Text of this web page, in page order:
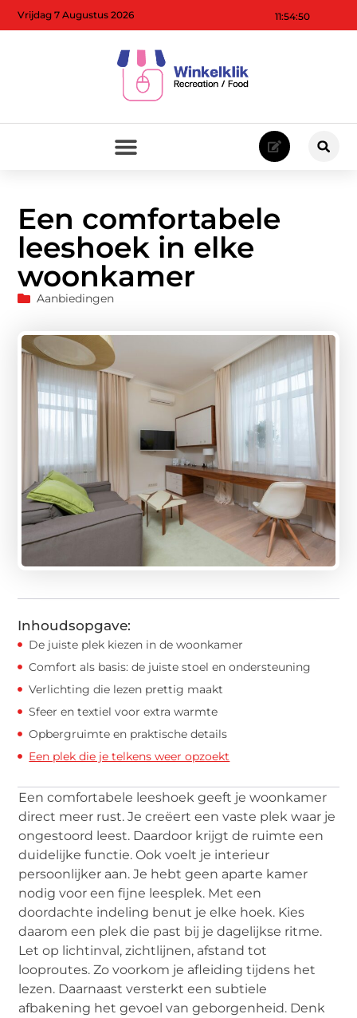
11:54:52
Vrijdag 7 Augustus 2026
Een comfortabele
leeshoek in elke
woonkamer
Aanbiedingen
Inhoudsopgave:
De juiste plek kiezen in de woonkamer
Comfort als basis: de juiste stoel en ondersteuning
Verlichting die lezen prettig maakt
Sfeer en textiel voor extra warmte
Opbergruimte en praktische details
Een plek die je telkens weer opzoekt
Een comfortabele leeshoek geeft je woonkamer
direct meer rust. Je creëert een vaste plek waar je
ongestoord leest. Daardoor krijgt de ruimte een
duidelijke functie. Ook voelt je interieur
persoonlijker aan. Je hebt geen aparte kamer
nodig voor een fijne leesplek. Met een
doordachte indeling benut je elke hoek. Kies
daarom een plek die past bij je dagelijkse ritme.
Let op lichtinval, zichtlijnen, afstand tot
looproutes. Zo voorkom je afleiding tijdens het
lezen. Daarnaast versterkt een subtiele
afbakening het gevoel van geborgenheid. Denk